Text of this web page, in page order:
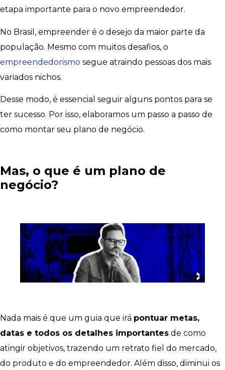
etapa importante para o novo empreendedor.
No Brasil, empreender é o desejo da maior parte da
população. Mesmo com muitos desafios, o
empreendedorismo segue atraindo pessoas dos mais
variados nichos.
Desse modo, é essencial seguir alguns pontos para se
ter sucesso. Por isso, elaboramos um passo a passo de
como montar seu plano de negócio.
Mas, o que é um plano de
negócio?
Nada mais é que um guia que irá pontuar metas,
datas e todos os detalhes importantes de como
atingir objetivos, trazendo um retrato fiel do mercado,
do produto e do empreendedor. Além disso, diminui os